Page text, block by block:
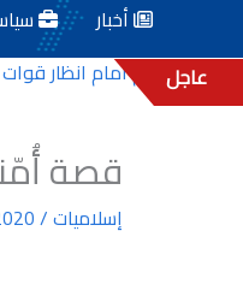
أخبار
عاجل
سليم امام انظار قوات
قصة
إسلاميات/